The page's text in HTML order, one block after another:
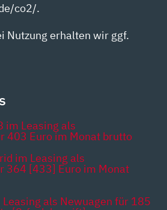
co2/.
Nutzung erhalten wir ggf.
im Leasing als
403 Euro im Monat brutto
im Leasing als
364 [433] Euro im Monat
Leasing als Newuagen für 185